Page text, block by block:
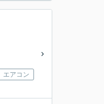
エアコン